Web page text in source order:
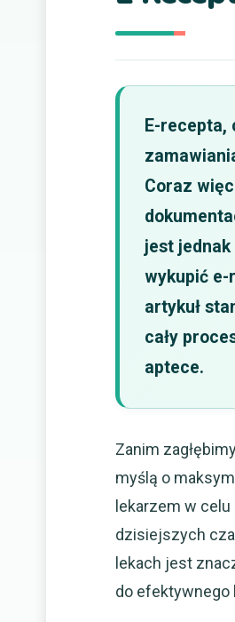
E-recepta,
Coraz
jest
wykupić e-
artykuł
cały
aptece.
Zanim
myślą o
lekarzem w
dzisiejszych
lekach jest
do efektywnego